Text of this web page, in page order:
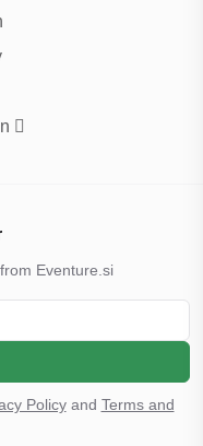
Eventure.si
Policyand Terms and